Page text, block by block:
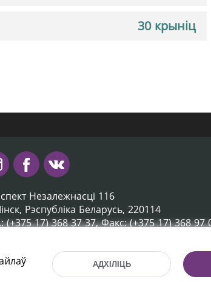
30 крыніц
Незалежнасці 116
Рэспубліка Беларусь, 220114
(+375 17) 368 37 37, Факс: (+375 17) 368 97
Распрацоўка
АДХІЛІЦЬ